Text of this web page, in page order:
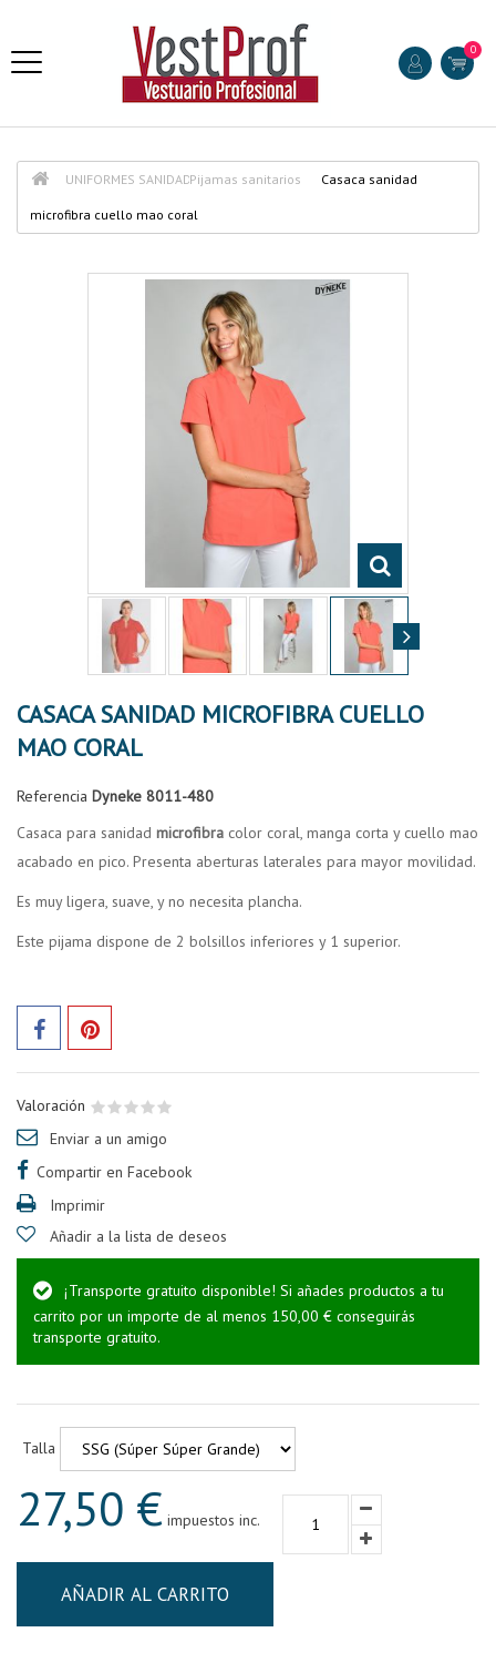
0
UNIFORMES SANIDADPijamas sanitarios Casaca sanidad
microfibra cuello mao coral
CASACA SANIDAD MICROFIBRA CUELLO
MAO CORAL
Referencia Dyneke 8011-480
Casaca para sanidad microfibra color coral, manga corta y cuello mao
acabado en pico. Presenta aberturas laterales para mayor movilidad.
Es muy ligera, suave, y no necesita plancha.
Este pijama dispone de 2 bolsillos inferiores y 1 superior.
Valoración
Enviar a un amigo
Compartir en Facebook
Imprimir
Añadir a la lista de deseos
¡Transporte gratuito disponible! Si añades productos a tu
carrito por un importe de al menos 150,00 € conseguirás
transporte gratuito.
Talla
27,50 € impuestos inc.
AÑADIR AL CARRITO